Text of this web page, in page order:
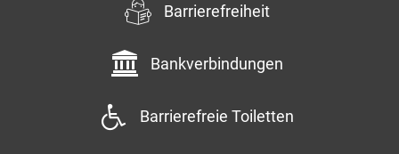
Barrierefreiheit
Bankverbindungen
Barrierefreie Toiletten